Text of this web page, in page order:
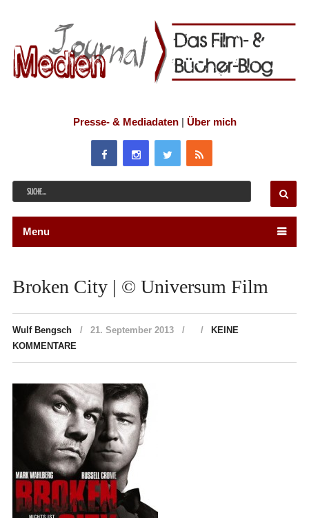
Presse- & Mediadaten| Über mich
Menu
Broken City | © Universum Film
Wulf Bengsch 21. September 2013
KEINE
KOMMENTARE